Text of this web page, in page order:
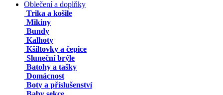
Oblečení a doplňky
Trika a košile
Mikiny
Bundy
Kalhoty
Kšiltovky a čepice
Sluneční brýle
Batohy a tašky
Domácnost
Boty a příslušenství